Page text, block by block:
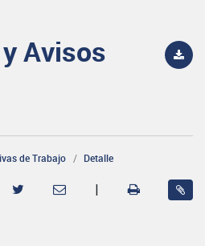
Avisos
de Trabajo Detalle
|